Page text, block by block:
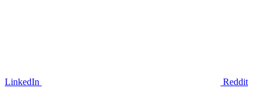
LinkedIn Reddit